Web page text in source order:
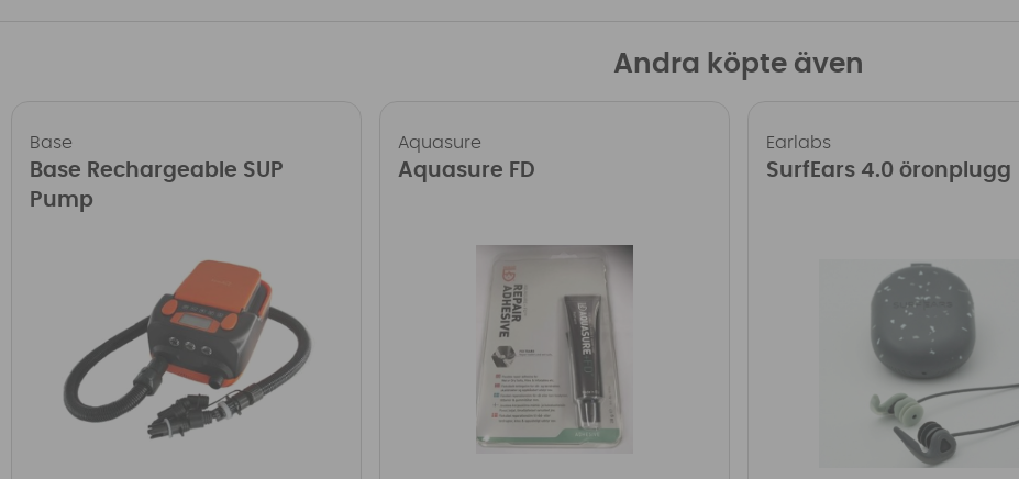
Andra köpte även
Base
Base Rechargeable SUP
Pump
Aquasure
Aquasure FD
Earlabs
SurfEars 4.0 öronplugg